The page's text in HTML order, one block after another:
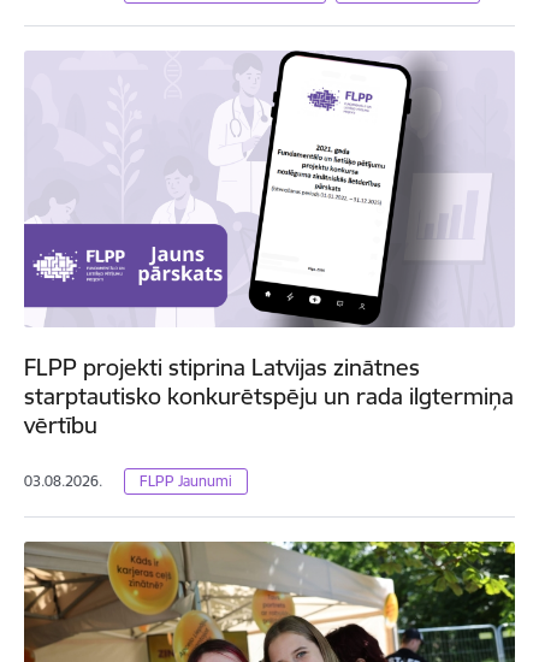
FLPP projekti stiprina Latvijas zinātnes
starptautisko konkurētspēju un rada ilgtermiņa
vērtību
03.08.2026. FLPP Jaunumi